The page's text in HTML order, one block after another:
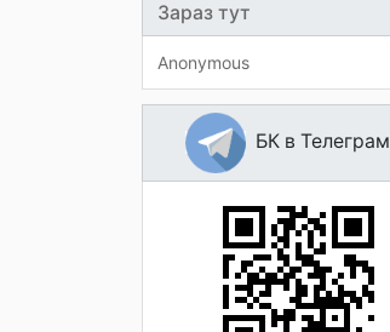
Зараз тут
Anonymous
БК в Телеграм